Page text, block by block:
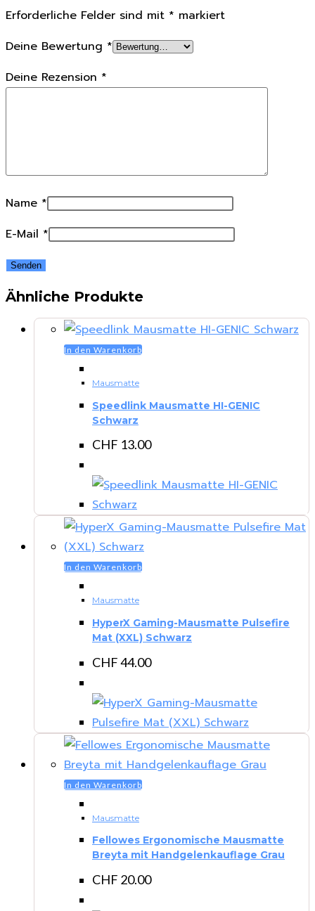
Erforderliche Felder sind mit * markiert
Deine Bewertung *
Deine Rezension *
Name *
E-Mail *
Ähnliche Produkte
In den Warenkorb
Mausmatte
Speedlink Mausmatte HI-GENIC
Schwarz
CHF 13.00
In den Warenkorb
Mausmatte
HyperX Gaming-Mausmatte Pulsefire
Mat (XXL) Schwarz
CHF44.00
In den Warenkorb
Mausmatte
Fellowes Ergonomische Mausmatte
Breyta mit Handgelenkauflage Grau
CHF 20.00